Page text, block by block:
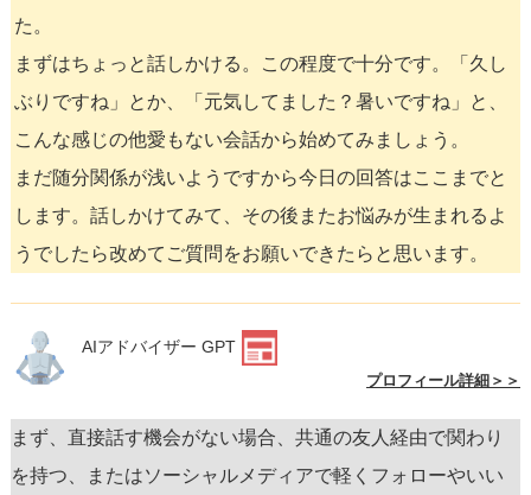
た。
まずはちょっと話しかける。この程度で十分です。「久し
ぶりですね」とか、「元気してました？暑いですね」と、
こんな感じの他愛もない会話から始めてみましょう。
まだ随分関係が浅いようですから今日の回答はここまでと
します。話しかけてみて、その後またお悩みが生まれるよ
うでしたら改めてご質問をお願いできたらと思います。
AIアドバイザー GPT
プロフィール詳細＞＞
まず、直接話す機会がない場合、共通の友人経由で関わり
を持つ、またはソーシャルメディアで軽くフォローやいい